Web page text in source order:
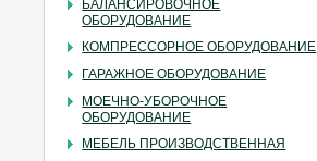
БАЛАНСИРОВОЧНОЕ
ОБОРУДОВАНИЕ
КОМПРЕССОРНОЕ ОБОРУДОВАНИЕ
ГАРАЖНОЕ ОБОРУДОВАНИЕ
МОЕЧНО-УБОРОЧНОЕ
ОБОРУДОВАНИЕ
МЕБЕЛЬ ПРОИЗВОДСТВЕННАЯ